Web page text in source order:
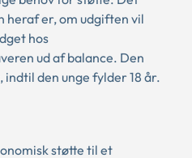
heraf er, om udgiften vil
hos
ud af balance. Den
den unge fylder 18 år.
støtte til et